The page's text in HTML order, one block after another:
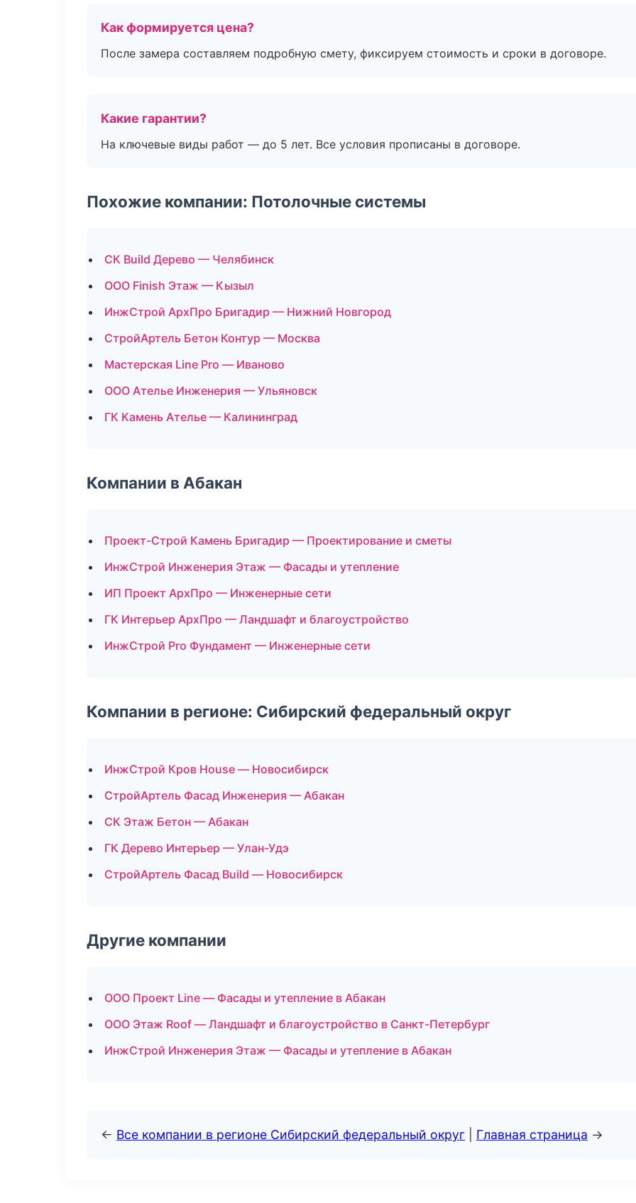
Как формируется цена?
После замера составляем подробную смету, фиксируем стоимость и сроки в договоре.
Какие гарантии?
На ключевые виды работ — до 5 лет. Все условия прописаны в договоре.
Похожие компании: Потолочные системы
СК Build Дерево — Челябинск
ООО Finish Этаж — Кызыл
ИнжСтрой АрхПро Бригадир — Нижний Новгород
СтройАртель Бетон Контур — Москва
Мастерская Line Pro — Иваново
ООО Ателье Инженерия — Ульяновск
ГК Камень Ателье — Калининград
Компании в Абакан
Проект-Строй Камень Бригадир — Проектирование и сметы
ИнжСтрой Инженерия Этаж — Фасады и утепление
ИП Проект АрхПро — Инженерные сети
ГК Интерьер АрхПро — Ландшафт и благоустройство
ИнжСтрой Pro Фундамент — Инженерные сети
Компании в регионе: Сибирский федеральный округ
ИнжСтрой Кров House — Новосибирск
СтройАртель Фасад Инженерия — Абакан
СК Этаж Бетон — Абакан
ГК Дерево Интерьер — Улан-Удэ
СтройАртель Фасад Build — Новосибирск
Другие компании
ООО Проект Line — Фасады и утепление в Абакан
ООО Этаж Roof — Ландшафт и благоустройство в Санкт-Петербург
ИнжСтрой Инженерия Этаж — Фасады и утепление в Абакан
← Все компании в регионе Сибирский федеральный округ Главная страница →